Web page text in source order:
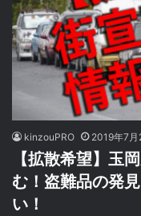
kinzouPRO 2019年7月
【拡散希望】玉
む！盗難品の発
い！